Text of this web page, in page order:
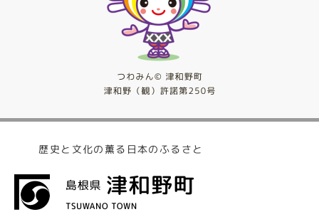
歴史と文化の薫る日本のふるさと